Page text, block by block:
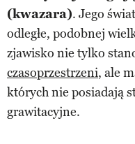
(kwazara). Jego
odległe, podobnej
zjawisko nie tylko
czasoprzestrzeni, ale
których nie posiadają
grawitacyjne.